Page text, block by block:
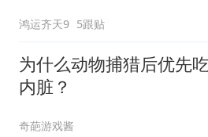
鸿运齐天9 5跟贴
为什么动物捕猎后优先
内脏？
奇葩游戏酱